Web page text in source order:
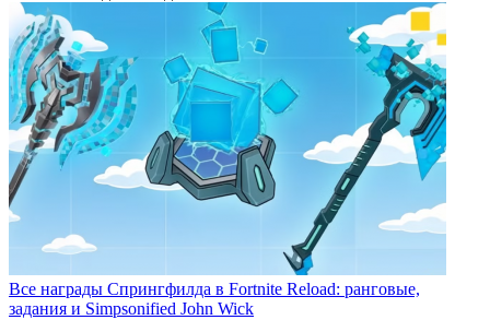
Все награды Спрингфилда в Fortnite Reload: ранговые,
задания и Simpsonified John Wick